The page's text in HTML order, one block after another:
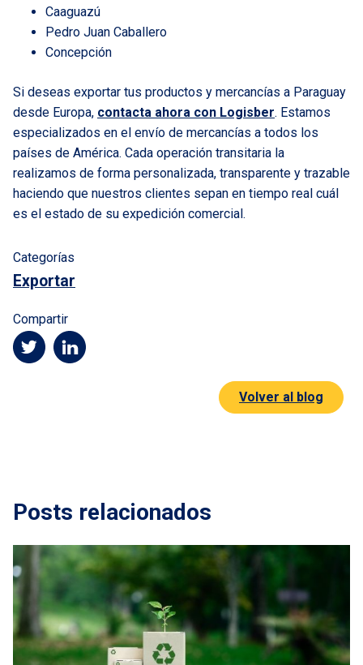
Caaguazú
Pedro Juan Caballero
Concepción
Si deseas exportar tus productos y mercancías a Paraguay
desde Europa, contacta ahora con Logisber. Estamos
especializados en el envío de mercancías a todos los
países de América. Cada operación transitaria la
realizamos de forma personalizada, transparente y trazable
haciendo que nuestros clientes sepan en tiempo real cuál
es el estado de su expedición comercial.
Categorías
Exportar
Compartir
Volver al blog
Posts relacionados